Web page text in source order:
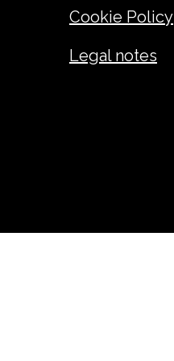
Cookie Policy
Legal notes